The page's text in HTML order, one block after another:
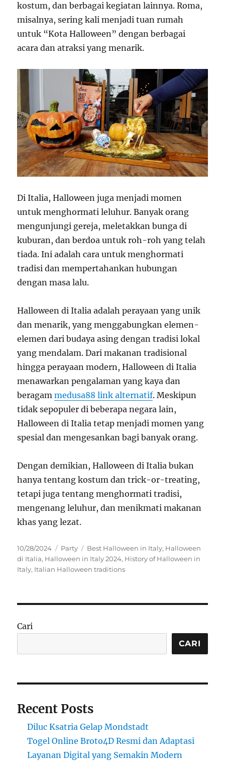
kostum, dan berbagai kegiatan lainnya. Roma,
misalnya, sering kali menjadi tuan rumah
untuk “Kota Halloween” dengan berbagai
acara dan atraksi yang menarik.
Di Italia, Halloween juga menjadi momen
untuk menghormati leluhur. Banyak orang
mengunjungi gereja, meletakkan bunga di
kuburan, dan berdoa untuk roh-roh yang telah
tiada. Ini adalah cara untuk menghormati
tradisi dan mempertahankan hubungan
dengan masa lalu.
Halloween di Italia adalah perayaan yang unik
dan menarik, yang menggabungkan elemen-
elemen dari budaya asing dengan tradisi lokal
yang mendalam. Dari makanan tradisional
hingga perayaan modern, Halloween di Italia
menawarkan pengalaman yang kaya dan
beragammedusa88 link alternatif. Meskipun
tidak sepopuler di beberapa negara lain,
Halloween di Italia tetap menjadi momen yang
spesial dan mengesankan bagi banyak orang.
Dengan demikian, Halloween di Italia bukan
hanya tentang kostum dan trick-or-treating,
tetapi juga tentang menghormati tradisi,
mengenang leluhur, dan menikmati makanan
khas yang lezat.
Posted
on
10/28/2024 Categories
Party Tags
Best Halloween in Italy, Halloween
di Italia, Halloween in Italy 2024, History of Halloween in
Italy, Italian Halloween traditions
Cari
CARI
Recent Posts
Diluc Ksatria Gelap Mondstadt
Togel Online Broto4D Resmi dan Adaptasi
Layanan Digital yang Semakin Modern